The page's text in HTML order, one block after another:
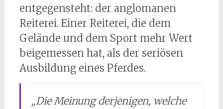
entgegensteht: der anglomanen
Reiterei. Einer Reiterei, die dem
Gelände und dem Sport mehr Wert
beigemessen hat, als der seriösen
Ausbildung eines Pferdes.
„Die Meinung derjenigen, welche